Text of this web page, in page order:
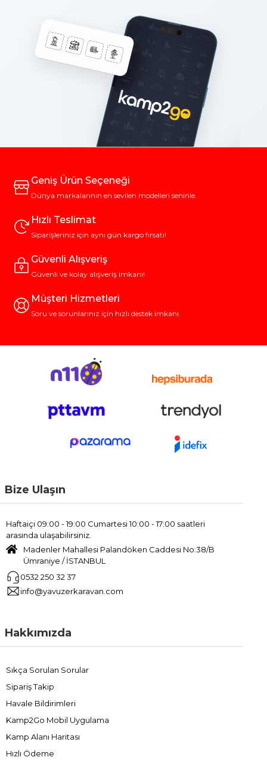
Geniş Ürün Seçeneği
Dünya markalarının en sevilen modelleri seninle.
Hızlı Teslimat
Siparişleriniz için aynı gün kargo fırsatı!
Güvenli Alışveriş
Güvenli ve kolay alışveriş imkanı!
Müşteri Hizmetleri
Soru ve sorunlarınız için hızlı destek imkanı.
Bize Ulaşın
Haftaiçi 09:00 - 19:00 Cumartesi 10:00 - 17:00 saatleri
arasında ulaşabilirsiniz.
Madenler Mahallesi Palandöken Caddesi No:38/B
Ümraniye / İSTANBUL
0532 250 32 37
info@yavuzerkaravan.com
Hakkımızda
Sıkça Sorulan Sorular
Sipariş Takip
Havale Bildirimleri
Kamp2Go Mobil Uygulama
Kamp Alanı Haritası
Hızlı Ödeme